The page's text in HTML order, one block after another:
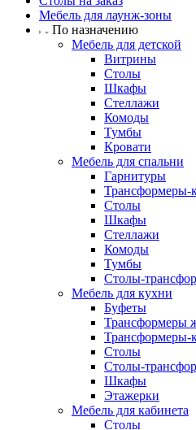
Мебель для лаунж-зоны
По назначению
Мебель для детской
Витрины
Столы
Шкафы
Стеллажи
Комоды
Тумбы
Кровати
Мебель для спальни
Гарнитуры
Трансформеры-
Столы
Шкафы
Стеллажи
Комоды
Тумбы
Столы-
Мебель для кухни
Буфеты
Трансформеры
Трансформеры-
Столы
Столы-
Шкафы
Этажерки
Мебель для кабинета
Столы